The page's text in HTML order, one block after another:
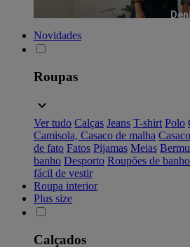
Novidades
Roupas
Ver tudo Calças Jeans T-shirt Polo
Camisola, Casaco de malha
de fato Fatos Pijamas Meias
banho Desporto Roupões de
fácil de vestir
Roupa interior
Plus size
Calçados